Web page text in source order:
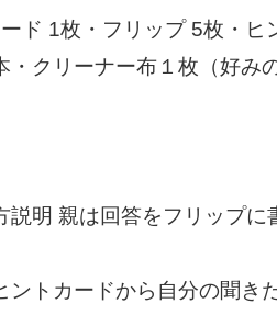
ド 1枚・フリップ 5枚・
・クリーナー布１枚（好み
説明 親は回答をフリップに
ントカードから自分の聞き